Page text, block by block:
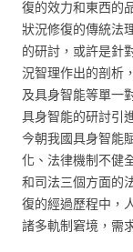
復的效力和東西的
狀況修復的傳統法
的研討，或許是針
況智理作出的剖析
及具身智能等單一
具身智能的研討引
今朝我國具身智能
化、法律機制不健
和司法三個方面的
復的經過歷程中，
諸多軌制窘境，需